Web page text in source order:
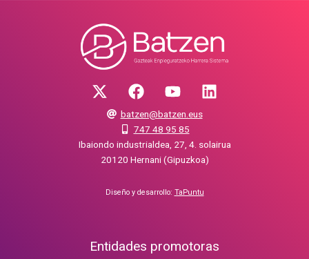
batzen@batzen.eus
747 48 95 85
Ibaiondo industrialdea, 27, 4. solairua
20120 Hernani (Gipuzkoa)
Diseño y desarrollo: TaPuntu
Entidades promotoras